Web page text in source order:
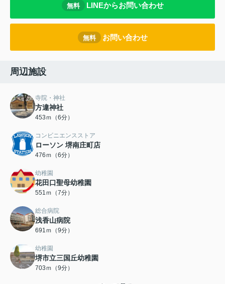
無料 LINEからお問い合わせ
無料 お問い合わせ
周辺施設
寺院・神社
方違神社
453ｍ（6分）
コンビニエンスストア
ローソン 堺南庄町店
476ｍ（6分）
幼稚園
花田口聖母幼稚園
551ｍ（7分）
総合病院
浅香山病院
691ｍ（9分）
幼稚園
堺市立三国丘幼稚園
703ｍ（9分）